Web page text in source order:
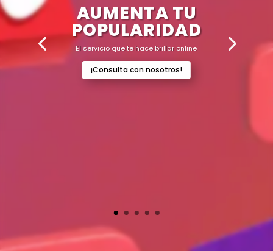
AUMENTA TU
POPULARIDAD
El servicio que te hace brillar online
¡Consulta con nosotros!